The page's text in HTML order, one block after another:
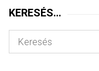
KERESÉS…